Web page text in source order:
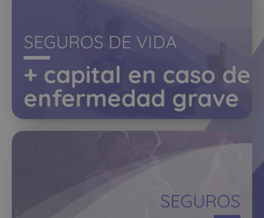
SEGUROS DE VIDA
+ capital en caso de
enfermedad grave
SEGUROS